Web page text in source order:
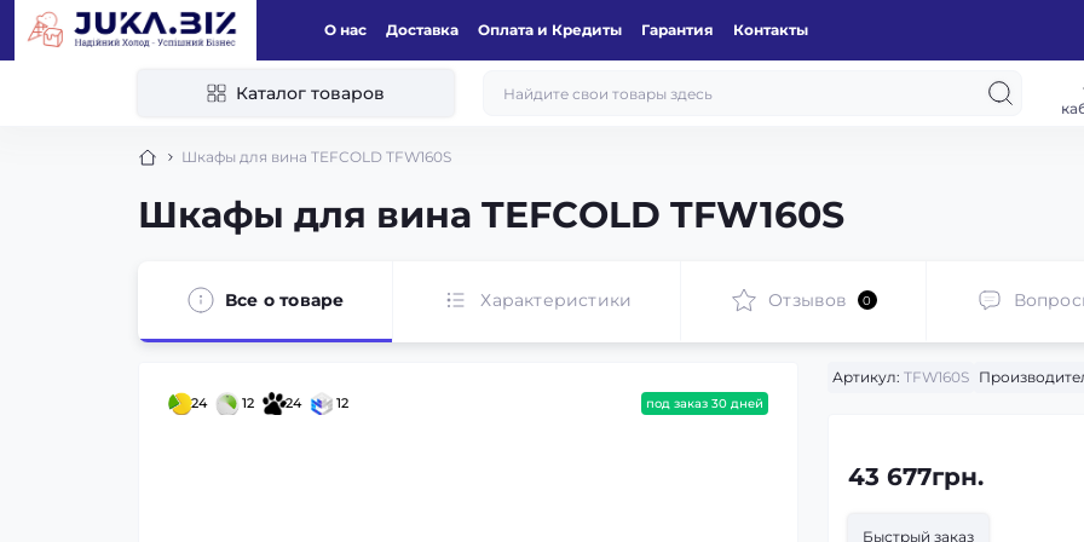
О нас Доставка Оплата и Кредиты Гарантия Контакты
Каталог товаров
Шкафы для вина TEFCOLD TFW160S
Шкафы для вина TEFCOLD TFW160S
Все о товаре Характеристики Отзывов 0
24 12 24 12 под заказ 30 дней
Артикул: TFW160S
43 677грн.
Быстрый заказ